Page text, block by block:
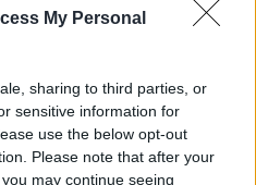
My Personal
sharing to third parties, or
sensitive information for
use the below opt-out
Please note that after your
may continue seeing
💙❤️
August 1, 2022